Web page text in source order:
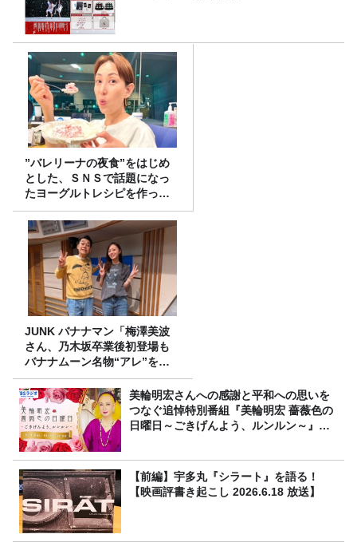
”バレリーナの夜食”をはじめ
とした、ＳＮＳで話題になっ
たヨーグルトレシピを作って
みた！
JUNK バナナマン「梅澤美波
さん、乃木坂卒業後初登場も
バナナムーン名物“アレ”を喰
らう」
美輪明宏さんへの感謝と平和への思いを
つなぐ追悼特別番組『美輪明宏 薔薇色の
日曜日～ごきげんよう、ルンルン～』
【前編】宇多丸『シラート』を語る！
【映画評書き起こし 2026.6.18 放送】